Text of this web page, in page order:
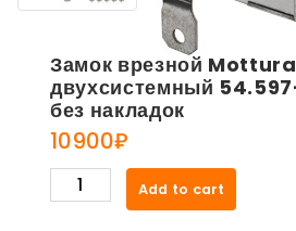
Замок врезной
двухсистемный
без накладок
10900₽
Замок
врезной
Add to cart